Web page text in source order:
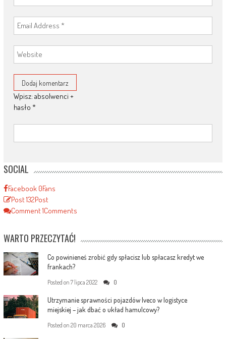
Wpisz: absolwenci +
hasło *
SOCIAL
Facebook 0Fans
Post132Post
Comment1Comments
WARTO PRZECZYTAĆ!
Co powinieneś zrobić gdy spłacisz lub spłacasz kredyt we
frankach?
Posted on 7 lipca 2022 0
Utrzymanie sprawności pojazdów Iveco w logistyce
miejskiej – jak dbać o układ hamulcowy?
Posted on 20 marca 2026 0